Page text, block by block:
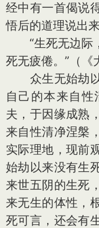
经中有一首偈说
悟后的道理说出
“生死无边际
死无疲倦。”（《
众生无始劫以
自己的本来自
夫，于因缘成熟
来自性清净涅槃
实际理地，现前
始劫以来没有生
来世五阴的生死
来无生的体性，
死可言，还会有